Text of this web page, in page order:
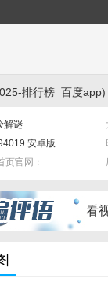
排行榜_百度app)
解谜
安卓版
页官网：
看